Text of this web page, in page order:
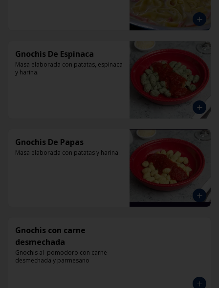
Gnochis De Espinaca
Masa elaborada con patatas, espinaca
y harina.
Gnochis De Papas
Masa elaborada con patatas y harina.
Gnochis con carne
desmechada
Gnochis al  pomodoro con carne
desmechada y parmesano